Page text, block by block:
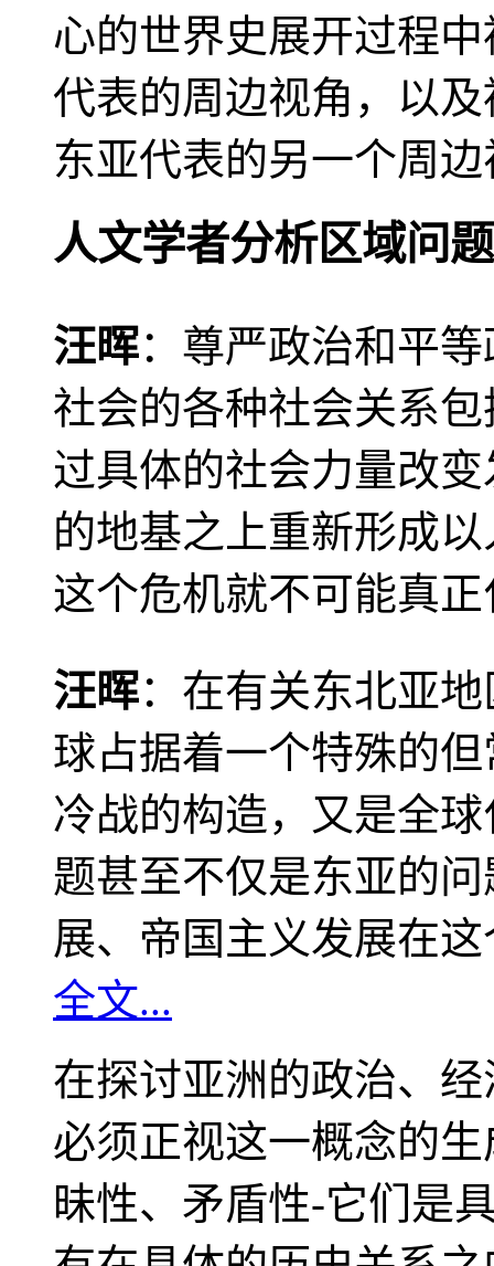
心的世界史展开过程
代表的周边视角，以
东亚代表的另一个周
人文学者分析区域问题
汪晖：尊严政治和平
社会的各种社会关系
过具体的社会力量改
的地基之上重新形成
这个危机就不可能真
汪晖：在有关东北亚
球占据着一个特殊的
冷战的构造，又是全
题甚至不仅是东亚的
展、帝国主义发展在
全文...
在探讨亚洲的政治、
必须正视这一概念的
昧性、矛盾性-它们是